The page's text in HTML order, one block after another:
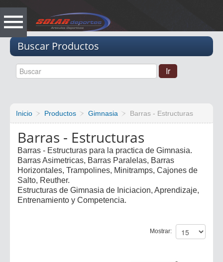
Buscar Productos
Inicio Productos Gimnasia Barras - Estructuras
Barras - Estructuras
Barras - Estructuras para la practica de Gimnasia.
Barras Asimetricas, Barras Paralelas, Barras
Horizontales, Trampolines, Minitramps, Cajones de
Salto, Reuther.
Estructuras de Gimnasia de Iniciacion, Aprendizaje,
Entrenamiento y Competencia.
Mostrar: